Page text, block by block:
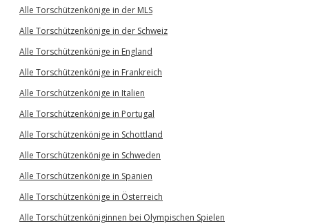
Alle Torschützenkönige in der MLS
Alle Torschützenkönige in der Schweiz
Alle Torschützenkönige in England
Alle Torschützenkönige in Frankreich
Alle Torschützenkönige in Italien
Alle Torschützenkönige in Portugal
Alle Torschützenkönige in Schottland
Alle Torschützenkönige in Schweden
Alle Torschützenkönige in Spanien
Alle Torschützenkönige in Österreich
Alle Torschützenköniginnen bei Olympischen Spielen